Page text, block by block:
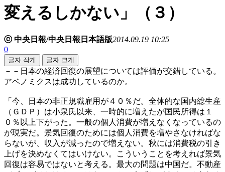
変えるしかない」（３）
ⓒ 中央日報/中央日報日本語版2014.09.19 10:25
0
글자 작게 글자 크게
－－日本の経済回復の展望については評価が交錯している。
アベノミクスは成功しているのか。
「今、日本の非正規職雇用が４０％だ。全体的な国内総生産
（ＧＤＰ）は小泉氏以来、一時的に増えたが国民所得は１
０％以上下がった。一般の個人消費が増えなくなっているの
が現実だ。景気回復のためには個人消費を増やさなければな
らないが、収入が減ったので増えない。秋には消費税の引き
上げを決めなくてはいけない。こういうことを考えれば景気
回復は容易ではないと考える。最大の問題は中国だ。不動産